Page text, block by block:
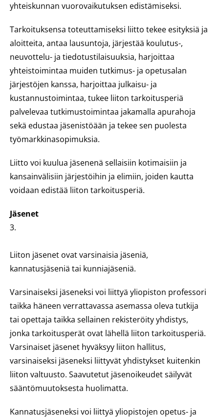
yhteiskunnan vuorovaikutuksen edistämiseksi.
Tarkoituksensa toteuttamiseksi liitto tekee esityksiä ja
aloitteita, antaa lausuntoja, järjestää koulutus-,
neuvottelu- ja tiedotustilaisuuksia, harjoittaa
yhteistoimintaa muiden tutkimus- ja opetusalan
järjestöjen kanssa, harjoittaa julkaisu- ja
kustannustoimintaa, tukee liiton tarkoitusperiä
palvelevaa tutkimustoimintaa jakamalla apurahoja
sekä edustaa jäsenistöään ja tekee sen puolesta
työmarkkinasopimuksia.
Liitto voi kuulua jäsenenä sellaisiin kotimaisiin ja
kansainvälisiin järjestöihin ja elimiin, joiden kautta
voidaan edistää liiton tarkoitusperiä.
Jäsenet
3.
Liiton jäsenet ovat varsinaisia jäseniä,
kannatusjäseniä tai kunniajäseniä.
Varsinaiseksi jäseneksi voi liittyä yliopiston professori
taikka häneen verrattavassa asemassa oleva tutkija
tai opettaja taikka sellainen rekisteröity yhdistys,
jonka tarkoitusperät ovat lähellä liiton tarkoitusperiä.
Varsinaiset jäsenet hyväksyy liiton hallitus,
varsinaiseksi jäseneksi liittyvät yhdistykset kuitenkin
liiton valtuusto. Saavutetut jäsenoikeudet säilyvät
sääntömuutoksesta huolimatta.
Kannatusjäseneksi voi liittyä yliopistojen opetus- ja